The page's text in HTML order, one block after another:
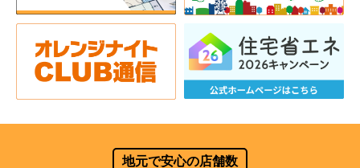
地元で安心の店舗数